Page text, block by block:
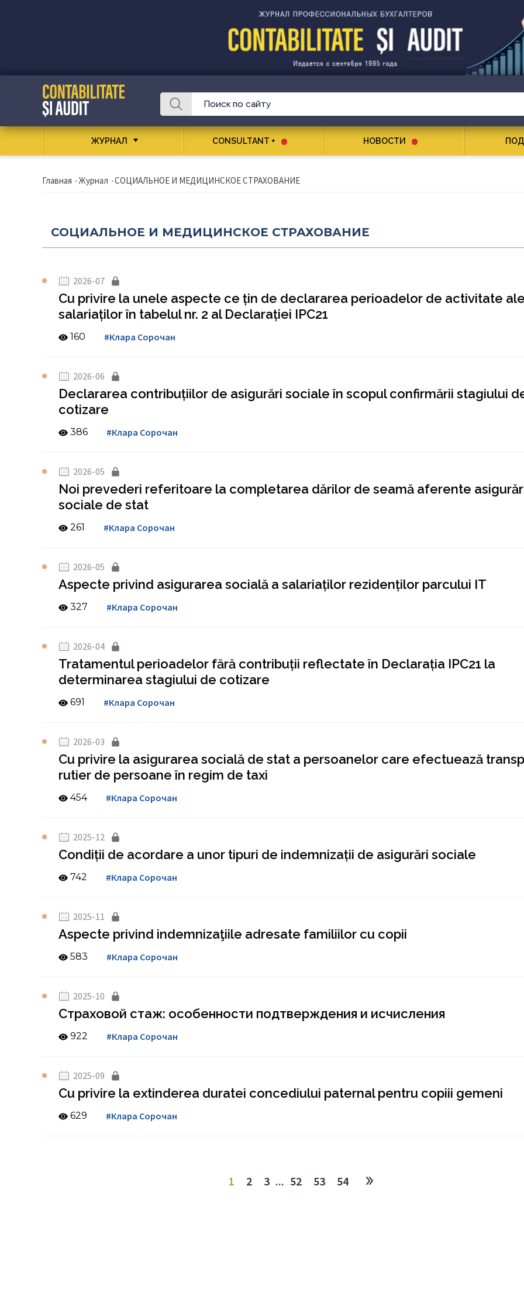
ЖУРНАЛ CONSULTANT + НОВОСТИ
Главная -Журнал -СОЦИАЛЬНОЕ И МЕДИЦИНСКОЕ СТРАХОВАНИЕ
СОЦИАЛЬНОЕ И МЕДИЦИНСКОЕ СТРАХОВАНИЕ
2026-07
Cu privire la unele aspecte ce țin de declararea perioadelor de activitate
salariaților în tabelul nr. 2 al Declarației IPC21
160 #Клара Сорочан
2026-06
Declararea contribuțiilor de asigurări sociale în scopul confirmării stagiului
cotizare
386 #Клара Сорочан
2026-05
Noi prevederi referitoare la completarea dărilor de seamă aferente
sociale de stat
261 #Клара Сорочан
2026-05
Aspecte privind asigurarea socială a salariaților rezidenților parcului IT
327 #Клара Сорочан
2026-04
Tratamentul perioadelor fără contribuții reflectate în Declarația IPC21 la
determinarea stagiului de cotizare
691 #Клара Сорочан
2026-03
Cu privire la asigurarea socială de stat a persoanelor care efectuează
rutier de persoane în regim de taxi
454 #Клара Сорочан
2025-12
Condiții de acordare a unor tipuri de indemnizații de asigurări sociale
742 #Клара Сорочан
2025-11
Aspecte privind indemnizaţiile adresate familiilor cu copii
583 #Клара Сорочан
2025-10
Страховой стаж: особенности подтверждения и исчисления
922 #Клара Сорочан
2025-09
Cu privire la extinderea duratei concediului paternal pentru copiii gemeni
629 #Клара Сорочан
1 2 3 ... 52 53 54